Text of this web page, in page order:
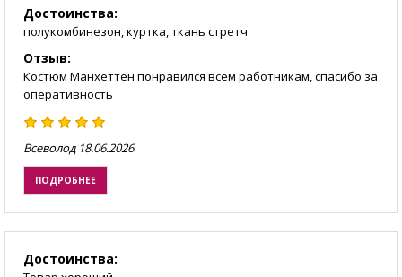
Достоинства:
полукомбинезон, куртка, ткань стретч
Отзыв:
Костюм Манхеттен понравился всем работникам, спасибо за
оперативность
Всеволод 18.06.2026
ПОДРОБНЕЕ
Достоинства: